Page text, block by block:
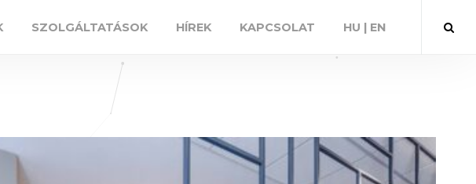
SZOLGÁLTATÁSOK HÍREK KAPCSOLAT HU | EN